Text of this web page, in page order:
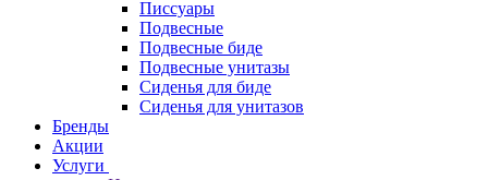
Писсуары
Подвесные
Подвесные биде
Подвесные унитазы
Сиденья для биде
Сиденья для унитазов
Бренды
Акции
Услуги